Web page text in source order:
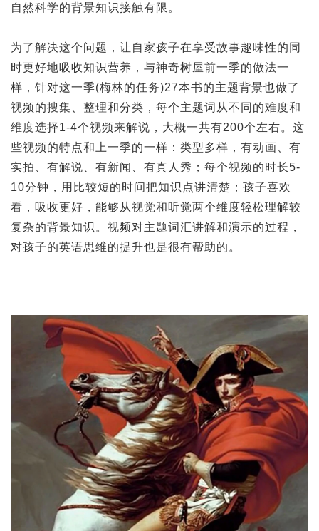
自然科学的背景知识接触有限。
为了解决这个问题，让自家孩子在享受故事趣味性的同
时更好地吸收知识营养，与神奇树屋前一季的做法一
样，针对这一季(梅林的任务)27本书的主题背景也做了
视频的搜集、整理和分类，每个主题词从不同的难度和
维度选择1-4个视频来解说，大概一共有200个左右。这
些视频的特点和上一季的一样：类型多样，有动画、有
实拍、有解说、有新闻、有真人秀；每个视频的时长5-
10分钟，用比较短的时间把知识点讲清楚；孩子喜欢
看，吸收更好，能够从视觉和听觉两个维度轻松理解较
复杂的背景知识。视频对主题词汇讲解和演示的过程，
对孩子的英语思维的提升也是很有帮助的。